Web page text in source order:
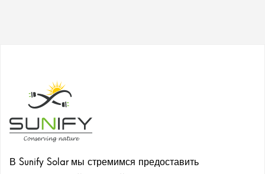
В Sunify Solar мы стремимся предоставить